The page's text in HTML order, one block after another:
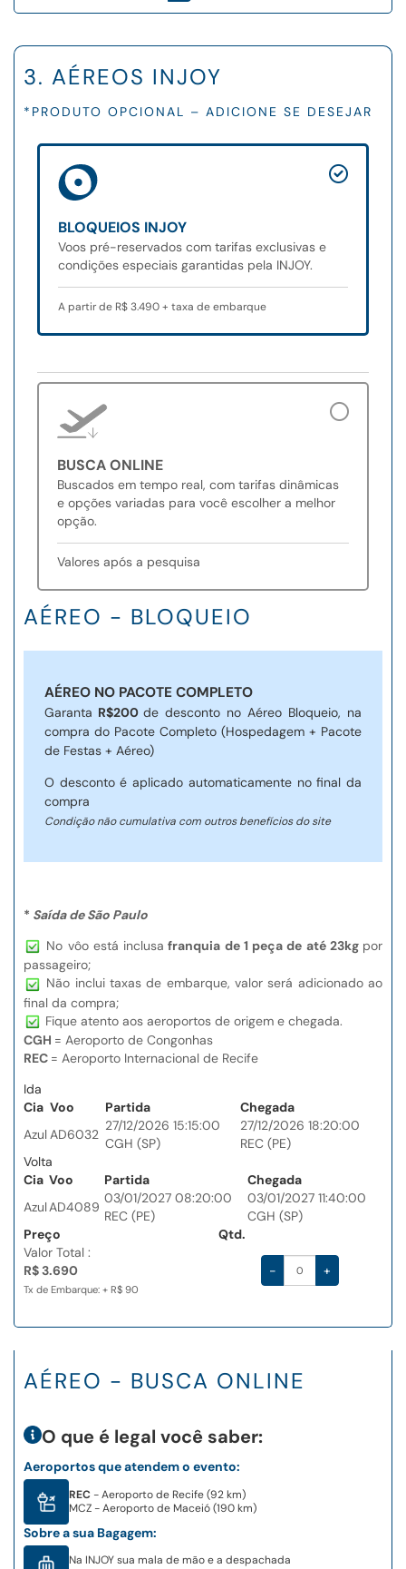
3. AÉREOS INJOY
*PRODUTO OPCIONAL – ADICIONE SE DESEJAR
BLOQUEIOS INJOY
Voos pré-reservados com tarifas exclusivas e
condições especiais garantidas pela INJOY.
A partir de R$ 3.490 + taxa de embarque
BUSCA ONLINE
Buscados em tempo real, com tarifas dinâmicas
e opções variadas para você escolher a melhor
opção.
Valores após a pesquisa
AÉREO - BLOQUEIO
AÉREO NO PACOTE COMPLETO
Garanta R$200 de desconto no Aéreo Bloqueio, na
compra do Pacote Completo (Hospedagem + Pacote
de Festas + Aéreo)
O desconto é aplicado automaticamente no final da
compra
Condição não cumulativa com outros benefícios do site
* Saída de São Paulo
No vôo está inclusa franquia de 1 peça de até 23kg por
passageiro;
Não inclui taxas de embarque, valor será adicionado ao
final da compra;
Fique atento aos aeroportos de origem e chegada.
CGH = Aeroporto de Congonhas
REC = Aeroporto Internacional de Recife
Ida
Cia Voo Partida
Chegada
Azul AD6032
27/12/2026 15:15:00
CGH (SP)
27/12/2026 18:20:00
REC (PE)
Volta
Cia Voo Partida
Chegada
AzulAD4089
03/01/2027 08:20:00
REC (PE)
03/01/2027 11:40:00
CGH (SP)
Preço
Qtd.
Valor Total :
R$ 3.690
Tx de Embarque: + R$ 90
- +
AÉREO - BUSCA ONLINE
O que é legal você saber:
Aeroportos que atendem o evento:
REC - Aeroporto de Recife (92 km)
MCZ - Aeroporto de Maceió (190 km)
Sobre a sua Bagagem:
Na INJOY sua mala de mão e a despachada